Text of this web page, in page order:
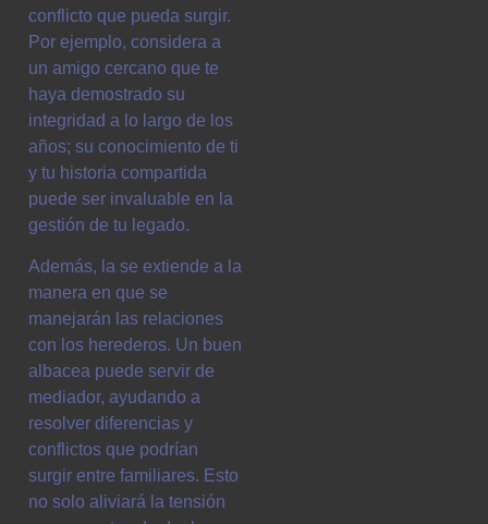
conflicto que pueda surgir.
Por ejemplo, considera a
un amigo cercano que te
haya demostrado su
integridad a lo largo de los
años; su conocimiento de ti
y tu historia compartida
puede ser invaluable en la
gestión de tu legado.
Además, la se extiende a la
manera en que se
manejarán las relaciones
con los herederos. Un buen
albacea puede servir de
mediador, ayudando a
resolver diferencias y
conflictos que podrían
surgir entre familiares. Esto
no solo aliviará la tensión